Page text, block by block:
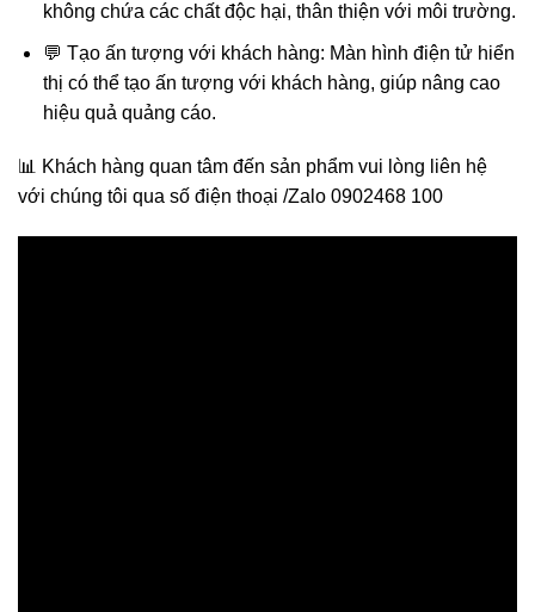
không chứa các chất độc hại, thân thiện với môi trường.
💬 Tạo ấn tượng với khách hàng: Màn hình điện tử hiển
thị có thể tạo ấn tượng với khách hàng, giúp nâng cao
hiệu quả quảng cáo.
📊 Khách hàng quan tâm đến sản phẩm vui lòng liên hệ
với chúng tôi qua số điện thoại /Zalo 0902468 100